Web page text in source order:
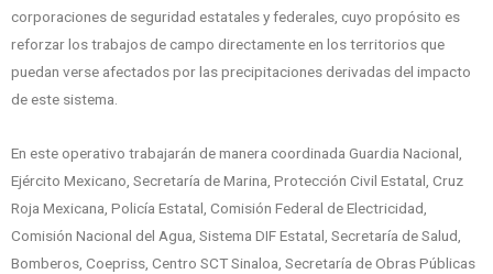
corporaciones de seguridad estatales y federales, cuyo propósito es
reforzar los trabajos de campo directamente en los territorios que
puedan verse afectados por las precipitaciones derivadas del impacto
de este sistema.
En este operativo trabajarán de manera coordinada Guardia Nacional,
Ejército Mexicano, Secretaría de Marina, Protección Civil Estatal, Cruz
Roja Mexicana, Policía Estatal, Comisión Federal de Electricidad,
Comisión Nacional del Agua, Sistema DIF Estatal, Secretaría de Salud,
Bomberos, Coepriss, Centro SCT Sinaloa, Secretaría de Obras Públicas